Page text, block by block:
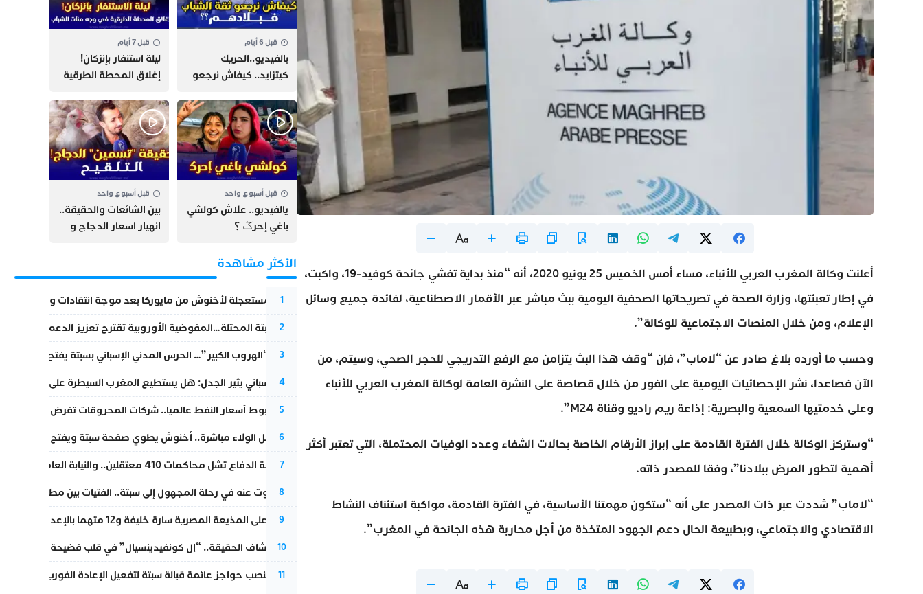
أعلنت وكالة المغرب العربي للأنباء، مساء أمس الخميس 25 يونيو 2020، أنه “منذ بداية تفشي جائحة كوفيد-19، واكبت،
في إطار تعبئتها، وزارة الصحة في تصريحاتها الصحفية اليومية ببث مباشر عبر الأقمار الاصطناعية، لفائدة جميع وسائل
الإعلام، ومن خلال المنصات الاجتماعية للوكالة”.
وحسب ما أورده بلاغ صادر عن “لاماب”، فإن “وقف هذا البث يتزامن مع الرفع التدريجي للحجر الصحي، وسيتم، من
الآن فصاعدا، نشر الإحصائيات اليومية على الفور من خلال قصاصة على النشرة العامة لوكالة المغرب العربي للأنباء
وعلى خدمتيها السمعية والبصرية: إذاعة ريم راديو وقناة M24”.
“وستركز الوكالة خلال الفترة القادمة على إبراز الأرقام الخاصة بحالات الشفاء وعدد الوفيات المحتملة، التي تعتبر أكثر
أهمية لتطور المرض ببلادنا”، وفقا للمصدر ذاته.
“لاماب” شددت عبر ذات المصدر على أنه “ستكون مهمتنا الأساسية، في الفترة القادمة، مواكبة استئناف النشاط
الاقتصادي والاجتماعي، وبطبيعة الحال دعم الجهود المتخذة من أجل محاربة هذه الجائحة في المغرب”.
قبل 6 أيام
بالفيديو..الحريك
كيتزايد.. كيفاش نرجعو
قبل 7 أيام
​ليلة استنفار بإنزكان!
إغلاق المحطة الطرقية
اللحاق بـ”هروب سبتة”
قبل أسبوع واحد
يالفيديو.. علاش كولشي
باغي إحرݣ ؟
قبل أسبوع واحد
بين الشائعات والحقيقة..
انهيار اسعار الدجاج و
الأكثر مشاهدة
1
عودة مستعجلة لأخنوش من مايوركا بعد موجة انتقادات واسعة
2
أزمة سبتة المحتلة…المفوضية الأوروبية تقترح تعزيز الدعم المالي
3
عملية “الهروب الكبير”… الحرس المدني الإسباني بسبتة يفتح قناة
4
تقرير إسباني يثير الجدل: هل يستطيع المغرب السيطرة على سبتة
5
رغم هبوط أسعار النفط عالميا.. شركات المحروقات تفرض زيادة
6
بعد حفل الولاء مباشرة.. أخنوش يطوي صفحة سبتة ويفتح ملف
7
مقاطعة الدفاع تشل محاكمات 410 معتقلين.. والنيابة العامة تبحث عن حل قانوني
8
المسكوت عنه في رحلة المجهول إلى سبتة.. الفتيات بين مطرقة البحر
9
الحكم على المذيعة المصرية سارة خليفة و12 متهما بالإعدام في قضية هزت بلاد الفراعنة
10
بعد انكشاف الحقيقة.. “إل كونفيدينسيال” في قلب فضيحة صورة
11
إسبانيا تنصب حواجز عائمة قبالة سبتة لتفعيل الإعادة الفورية